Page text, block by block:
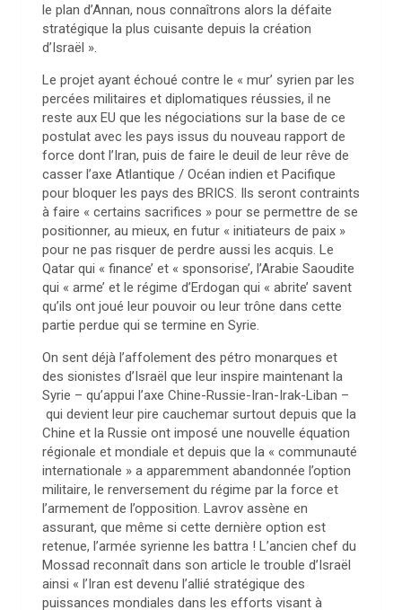
le plan d’Annan, nous connaîtrons alors la défaite
stratégique la plus cuisante depuis la création
d’Israël ».
Le projet ayant échoué contre le « mur’ syrien par les
percées militaires et diplomatiques réussies, il ne
reste aux EU que les négociations sur la base de ce
postulat avec les pays issus du nouveau rapport de
force dont l’Iran, puis de faire le deuil de leur rêve de
casser l’axe Atlantique / Océan indien et Pacifique
pour bloquer les pays des BRICS. Ils seront contraints
à faire « certains sacrifices » pour se permettre de se
positionner, au mieux, en futur « initiateurs de paix »
pour ne pas risquer de perdre aussi les acquis. Le
Qatar qui « finance’ et « sponsorise’, l’Arabie Saoudite
qui « arme’ et le régime d’Erdogan qui « abrite’ savent
qu’ils ont joué leur pouvoir ou leur trône dans cette
partie perdue qui se termine en Syrie.
On sent déjà l’affolement des pétro monarques et
des sionistes d’Israël que leur inspire maintenant la
Syrie – qu’appui l’axe Chine-Russie-Iran-Irak-Liban –
qui devient leur pire cauchemar surtout depuis que la
Chine et la Russie ont imposé une nouvelle équation
régionale et mondiale et depuis que la « communauté
internationale » a apparemment abandonnée l’option
militaire, le renversement du régime par la force et
l’armement de l’opposition. Lavrov assène en
assurant, que même si cette dernière option est
retenue, l’armée syrienne les battra ! L’ancien chef du
Mossad reconnaît dans son article le trouble d’Israël
ainsi « l’Iran est devenu l’allié stratégique des
puissances mondiales dans les efforts visant à